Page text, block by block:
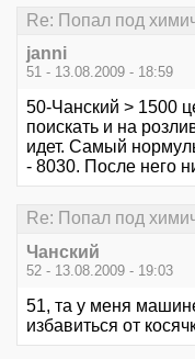
Re: Попал под
janni
51 - 13.08.2009 - 18:59
50-Чанский > 1500
поискать и на
идет. Самый
- 8030. После него
Re: Попал под
Чанский
52 - 13.08.2009 - 19:03
51, та у меня
избавиться от